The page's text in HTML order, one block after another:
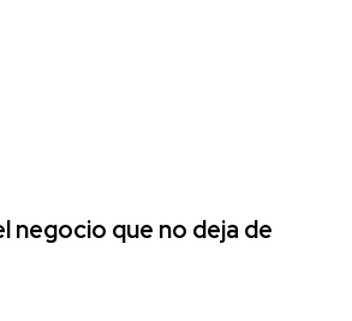
negocio que no deja de